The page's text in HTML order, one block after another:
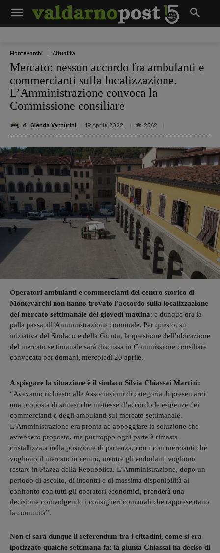
Montevarchi Attualità
Mercato: nessun accordo fra ambulanti e
commercianti sulla localizzazione.
L’Amministrazione convoca la
Commissione consiliare
di Glenda Venturini 19 Aprile 2022 2362
Operatori ambulanti e commercianti del centro storico di
Montevarchi non hanno trovato l’accordo sulla localizzazione
del mercato settimanale del giovedì mattina: e dunque ora la
palla passa all’Amministrazione comunale. Per questo, su
iniziativa del Sindaco e della Giunta, la questione dell’ubicazione
del mercato settimanale sarà discussa in Commissione consiliare
convocata per domani, mercoledì 20 aprile.
A spiegare la situazione è il sindaco Silvia Chiassai Martini:
“Avevamo richiesto alle Associazioni di categoria di presentarci
una proposta di sintesi che mettesse d’accordo le esigenze dei
commercianti e degli ambulanti sul mercato settimanale.
L’Amministrazione era pronta ad appoggiare la soluzione che
avrebbero proposto, ma purtroppo ogni parte è rimasta
cristallizzata nella posizione di partenza, con i commercianti che
vogliono il mercato in centro, mentre gli ambulanti vogliono
restare in Piazza della Repubblica. L’Amministrazione, dopo un
periodo di ascolto, di incontri e di massima disponibilità al
confronto con tutti gli operatori economici, prenderà una
decisione coinvolgendo i consiglieri comunali che rappresentano
la comunità”.
Non ci sarà dunque il referendum tra i cittadini, come si era
ipotizzato qualche settimana fa: la giunta Chiassai ha deciso di